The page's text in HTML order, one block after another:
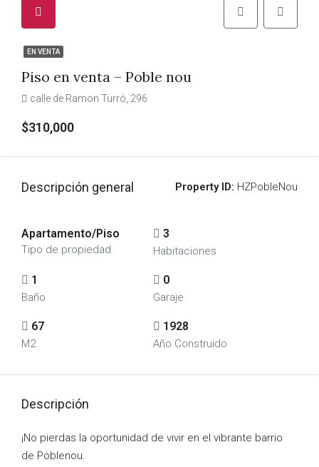
EN VENTA
Piso en venta – Poble nou
calle de Ramon Turró, 296
$310,000
Descripción general Property ID: HZPobleNou
Apartamento/Piso
Tipo de propiedad
3
Habitaciones
1
Baño
0
Garaje
67
M2
1928
Año Construido
Descripción
¡No pierdas la oportunidad de vivir en el vibrante barrio
de Poblenou.